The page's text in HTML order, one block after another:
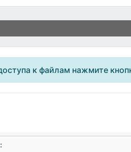
к файлам нажмите